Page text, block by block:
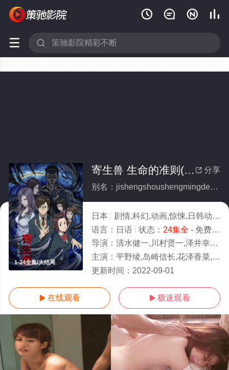
   
 
1-24全集/大结局
 分享
寄生兽 生命的准则(全集)
别名：jishengshoushengmingdezhunze
日本 剧情,科幻,动画,惊悚,日韩动漫
语言： 日语 状态： 24集全 - 免费在线观看
导演： 清水健一,川村贤一,泽井幸次,葛谷直行,石田畅,又野弘道,白石道太
主演： 平野绫,岛崎信长,花泽香菜,吉野裕行,泽城美雪,田中敦子,安野希世乃,前田玲奈,笹井千恵子
更新时间： 2022-09-01
 在线观看  极速观看